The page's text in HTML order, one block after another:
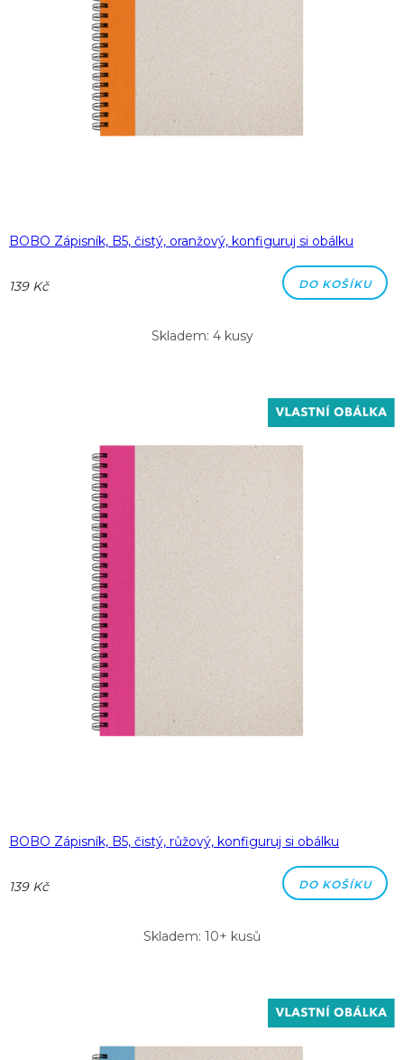
BOBO Zápisník, B5, čistý, oranžový, konfiguruj si obálku
139 Kč DO KOŠÍKU
Skladem: 4 kusy
BOBO Zápisník, B5, čistý, růžový, konfiguruj si obálku
139 Kč DO KOŠÍKU
Skladem: 10+ kusů